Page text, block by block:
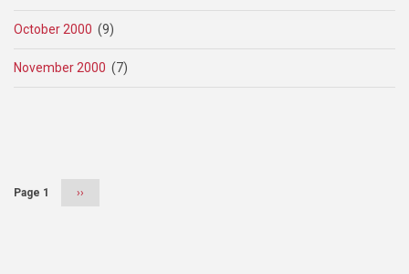
October 2000 (9)
November 2000 (7)
Page 1
Next
››